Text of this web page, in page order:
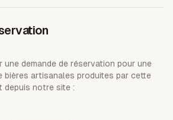
une demande de réservation pour une
artisanales produites par cette
depuis notre site :